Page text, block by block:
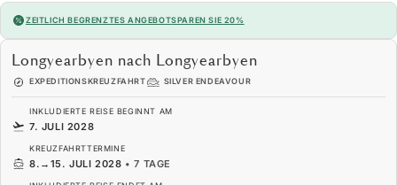
ZEITLICH BEGRENZTES ANGEBOTSPAREN SIE 20%
Longyearbyen nach Longyearbyen
EXPEDITIONSKREUZFAHRT SILVER ENDEAVOUR
INKLUDIERTE REISE BEGINNT AM
7. JULI 2028
KREUZFAHRTTERMINE
8. → 15. JULI 2028 •7 TAGE